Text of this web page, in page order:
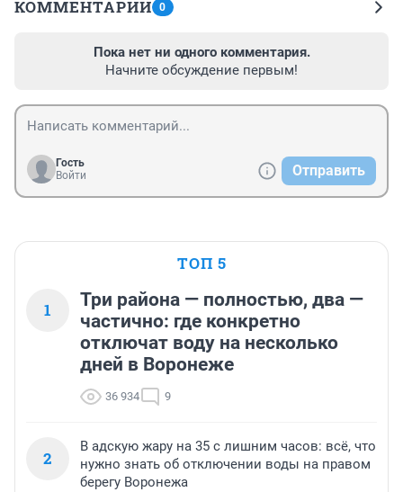
КОММЕНТАРИИ 0
Пока нет ни одного комментария.
Начните обсуждение первым!
Гость
Войти
Отправить
ТОП 5
1
Три района — полностью, два —
частично: где конкретно
отключат воду на несколько
дней в Воронеже
36 934 9
2
В адскую жару на 35 с лишним часов: всё, что
нужно знать об отключении воды на правом
берегу Воронежа